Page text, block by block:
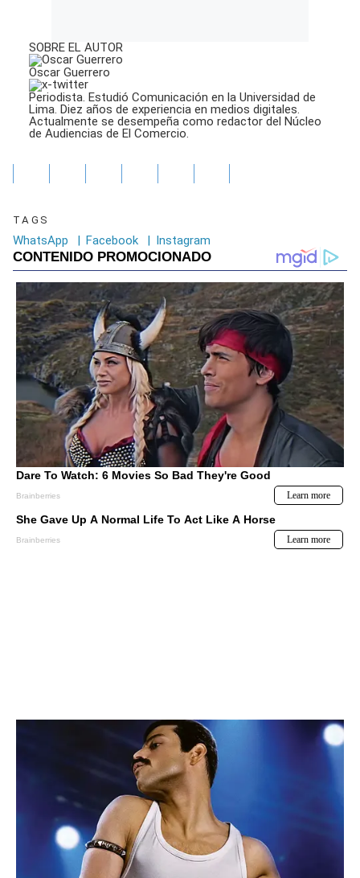
SOBRE EL AUTOR
Oscar Guerrero
Periodista. Estudió Comunicación en la Universidad de
Lima. Diez años de experiencia en medios digitales.
Actualmente se desempeña como redactor del Núcleo
de Audiencias de El Comercio.
TAGS
WhatsApp | Facebook | Instagram